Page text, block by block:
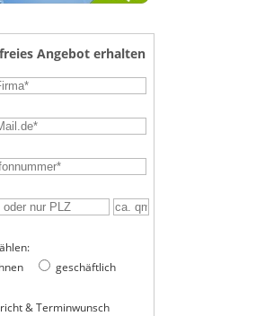
Angebot erhalten
geschäftlich
& Terminwunsch